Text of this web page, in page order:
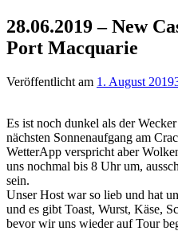
28.06.2019 – New
Port Macquarie
Veröffentlicht am 1. August 2019
Es ist noch dunkel als der
nächsten Sonnenaufgang am
WetterApp verspricht aber
uns nochmal bis 8 Uhr um,
sein.
Unser Host war so lieb und hat
und es gibt Toast, Wurst, Käse,
bevor wir uns wieder auf Tour